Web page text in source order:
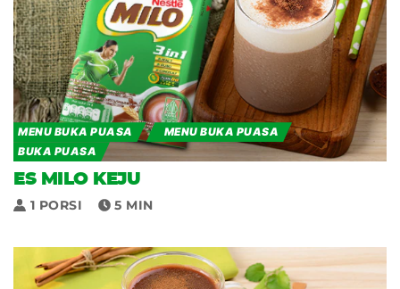
MENU BUKA PUASA
MENU BUKA PUASA
BUKA PUASA
ES MILO KEJU
1 PORSI 5 MIN